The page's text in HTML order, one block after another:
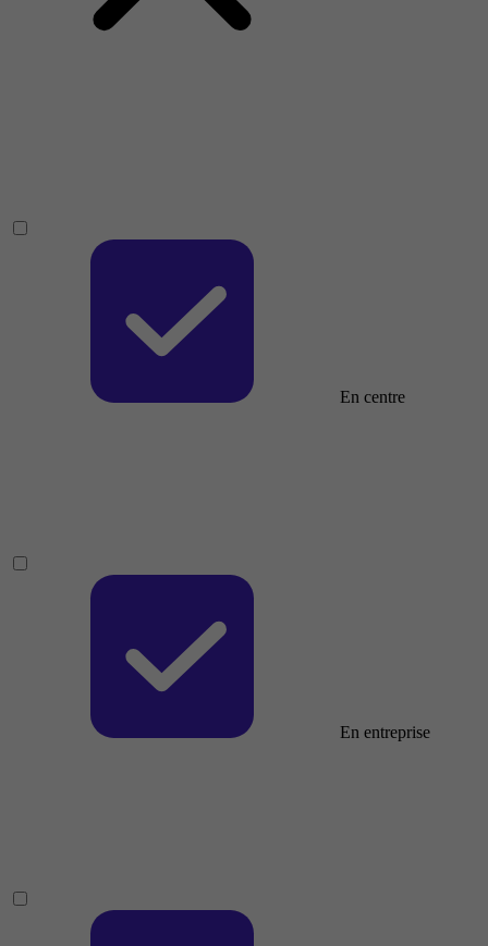
En centre
En entreprise